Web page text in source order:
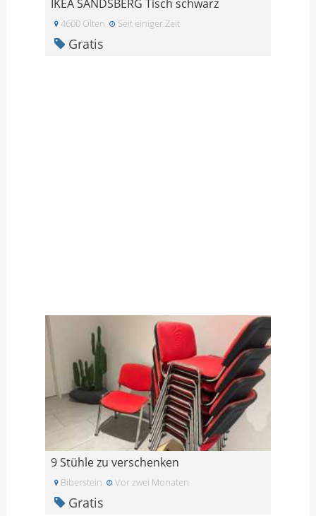
IKEA SANDSBERG Tisch schwarz
4600 Olten Seit einiger Zeit
Gratis
9 Stühle zu verschenken
Biberstein Vor zwei Monaten
Gratis